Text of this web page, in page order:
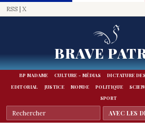
RSS | X
BRAVE
BP MADAME CULTURE - MÉDIAS DICTATURE
EDITORIAL
JUSTICE MONDE POLITIQUE
SPORT